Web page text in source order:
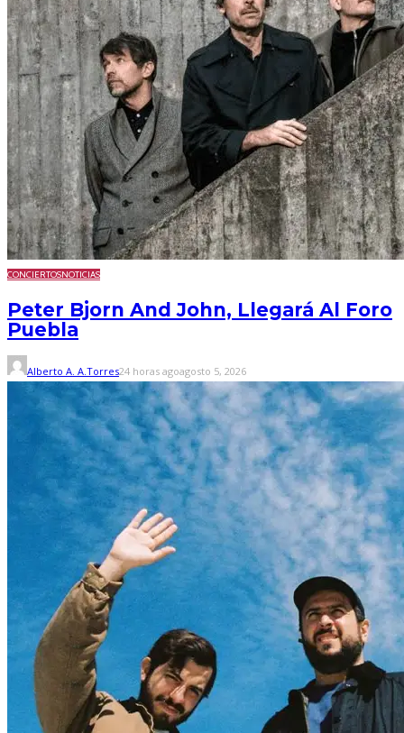
CONCIERTOSNOTICIAS
Peter Bjorn And John, Llegará Al Foro
Puebla
Alberto A. A.Torres24 horas agoagosto 5, 2026